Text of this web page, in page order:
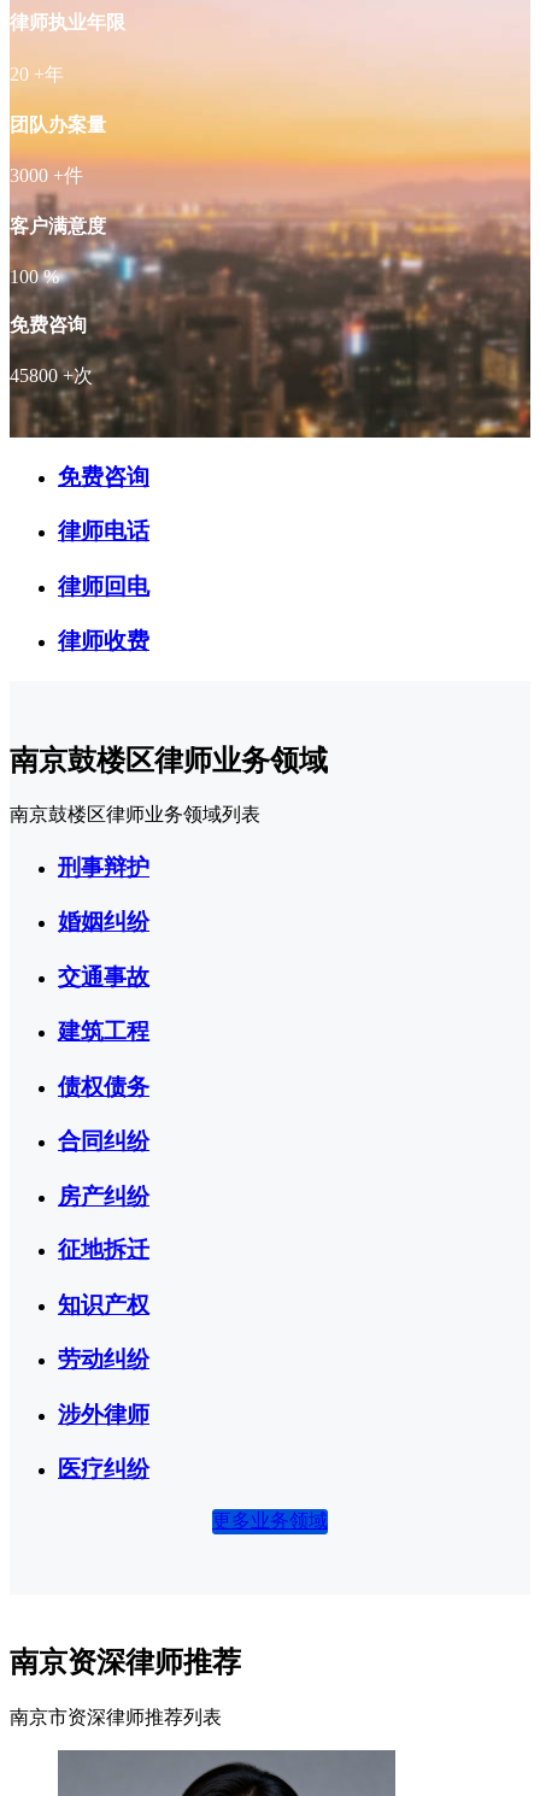
律师执业年限
20 +年
团队办案量
3000 +件
客户满意度
100 %
免费咨询
45800 +次
免费咨询
律师电话
律师回电
律师收费
南京鼓楼区律师业务领域
南京鼓楼区律师业务领域列表
刑事辩护
婚姻纠纷
交通事故
建筑工程
债权债务
合同纠纷
房产纠纷
征地拆迁
知识产权
劳动纠纷
涉外律师
医疗纠纷
更多业务领域
南京资深律师推荐
南京市资深律师推荐列表